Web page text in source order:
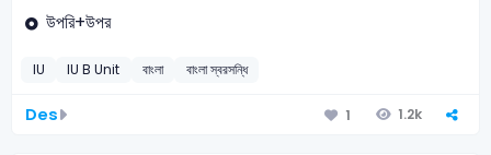
উপরি+উপর
IU IU B Unit বাংলা বাংলা স্বরসন্ধি
Des 1 1.2k